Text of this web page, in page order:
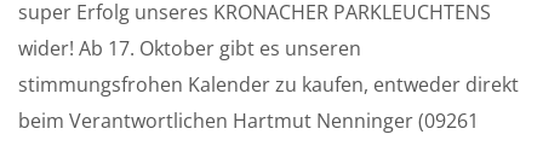
super Erfolg unseres KRONACHER PARKLEUCHTENS
wider! Ab 17. Oktober gibt es unseren
stimmungsfrohen Kalender zu kaufen, entweder direkt
beim Verantwortlichen Hartmut Nenninger (09261